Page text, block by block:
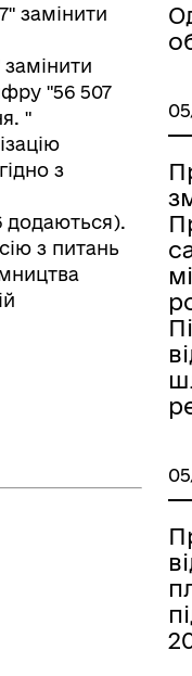
замінити
"56 507
"
з
додаються).
з питань